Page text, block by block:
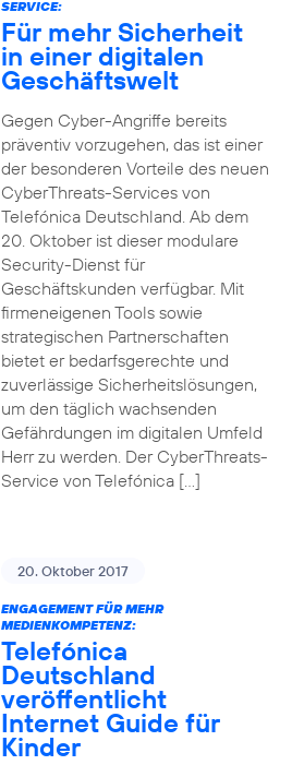
SERVICE:
Für mehr Sicherheit
in einer digitalen
Geschäftswelt
Gegen Cyber-Angriffe bereits
präventiv vorzugehen, das ist einer
der besonderen Vorteile des neuen
CyberThreats-Services von
Telefónica Deutschland. Ab dem
20. Oktober ist dieser modulare
Security-Dienst für
Geschäftskunden verfügbar. Mit
firmeneigenen Tools sowie
strategischen Partnerschaften
bietet er bedarfsgerechte und
zuverlässige Sicherheitslösungen,
um den täglich wachsenden
Gefährdungen im digitalen Umfeld
Herr zu werden. Der CyberThreats-
Service von Telefónica […]
20. Oktober 2017
ENGAGEMENT FÜR MEHR
MEDIENKOMPETENZ:
Telefónica
Deutschland
veröffentlicht
Internet Guide für
Kinder